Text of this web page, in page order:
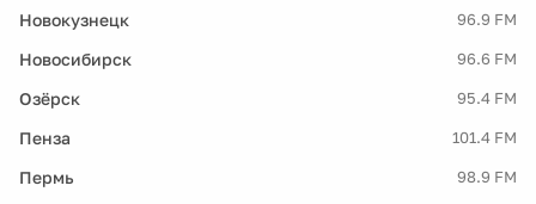
Новокузнецк 96.9 FM
Новосибирск 96.6 FM
Озёрск 95.4 FM
Пенза 101.4 FM
Пермь 98.9 FM